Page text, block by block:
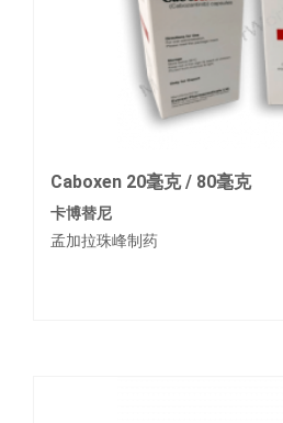
Caboxen 20毫克 / 80毫克
卡博替尼
孟加拉珠峰制药